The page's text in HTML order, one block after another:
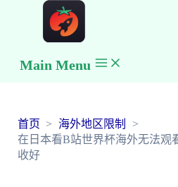
Main Menu
首页
海外地区限制
在日本看B站世界杯海外无法观
收好